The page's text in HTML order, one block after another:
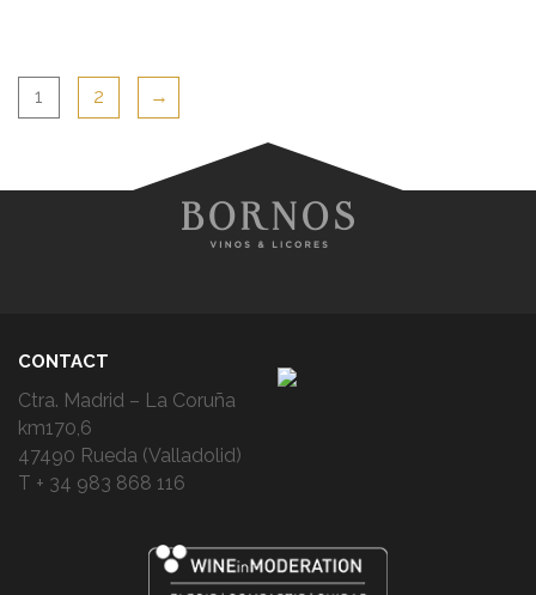
1 2 →
CONTACT
Ctra. Madrid – La Coruña
km170,6
47490 Rueda (Valladolid)
T + 34 983 868 116